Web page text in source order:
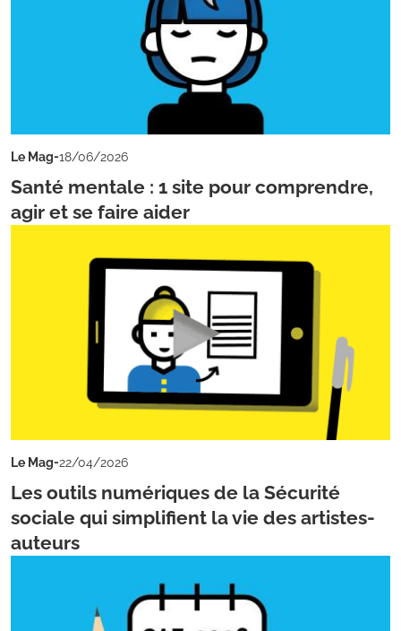
Le Mag-18/06/2026
Santé mentale : 1 site pour comprendre,
agir et se faire aider
Le Mag-22/04/2026
Les outils numériques de la Sécurité
sociale qui simplifient la vie des artistes-
auteurs